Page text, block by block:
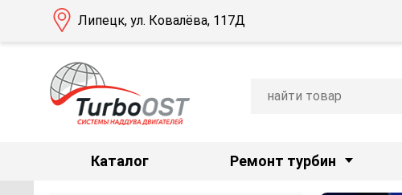
Каталог Ремонт турбин
Липецк, ул. Ковалёва, 117Д